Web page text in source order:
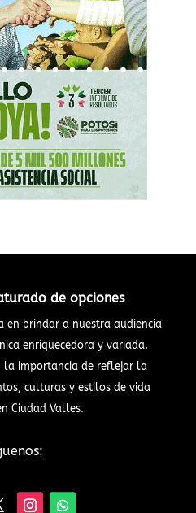
de opciones
en brindar a nuestra audiencia
enriquecedora y variada.
la importancia de reflejar la
culturas y estilos de vida
Ciudad Valles.